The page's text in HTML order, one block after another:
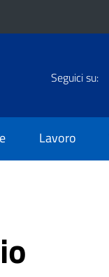
Seguici su:
Lavoro